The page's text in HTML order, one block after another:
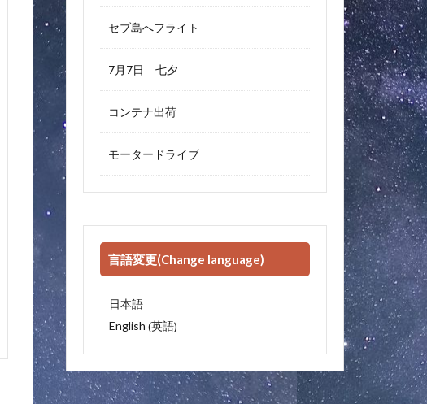
セブ島へフライト
7月7日 七夕
コンテナ出荷
モータードライブ
言語変更(Change language)
日本語
English (英語)